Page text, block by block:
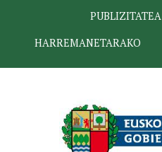
PUBLIZITATEA
HARREMANETARAKO